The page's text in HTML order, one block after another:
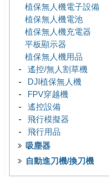
植保無人機電子設備
植保無人機電池
植保無人機充電器
平板顯示器
植保無人機用品
- 遙控/無人割草機
-
DJI植保無人機
-
FPV穿越機
- 遙控設備
- 飛行模擬器
- 飛行用品
吸塵器
自動進刀機/換刀機